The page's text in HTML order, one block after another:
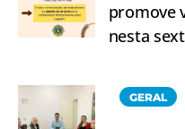
promove
nesta
GERAL